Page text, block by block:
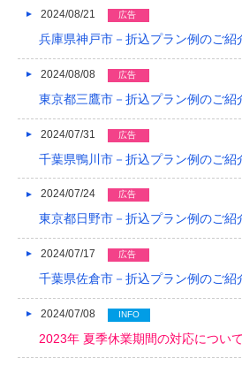
2024/08/21 広告
兵庫県神戸市－折込プラン例のご紹
2024/08/08 広告
東京都三鷹市－折込プラン例のご紹
2024/07/31 広告
千葉県鴨川市－折込プラン例のご紹
2024/07/24 広告
東京都日野市－折込プラン例のご紹
2024/07/17 広告
千葉県佐倉市－折込プラン例のご紹
2024/07/08 INFO
2023年 夏季休業期間の対応について